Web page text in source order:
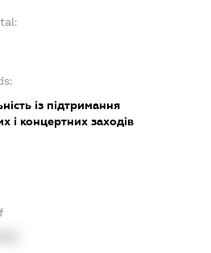
із підтримання
і концертних заходів